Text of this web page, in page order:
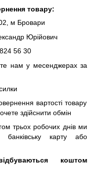
товару:
м Бровари
Юрійович
56 30
нам у месенджерах за
вартості товару
здійснити обмін
трьох робочих днів ми
карту або
коштом